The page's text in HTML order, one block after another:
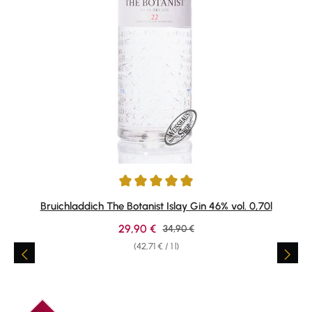
Average rating of 4.89 out of 5 stars
Bruichladdich The Botanist Islay Gin 46% vol. 0,70l
(42,71 € / 1 l)
Sale price:
29,90 € Regular price:
34,90 €